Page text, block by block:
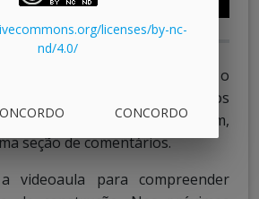
licenses/by-nc-
nd/4.0/
CONCORDO
iremos incrementar o
do
adicionando vídeos
disso, ao final da postagem,
seção de comentários.
videoaula para compreender